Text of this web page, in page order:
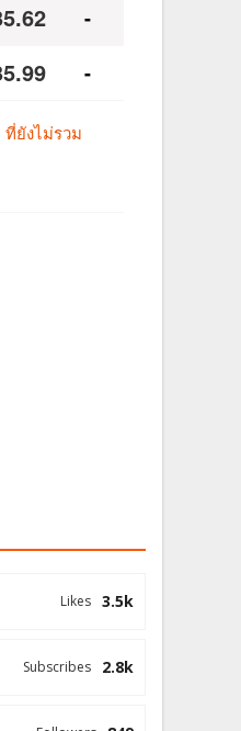
3.5k
Likes
2.8k
Subscribes